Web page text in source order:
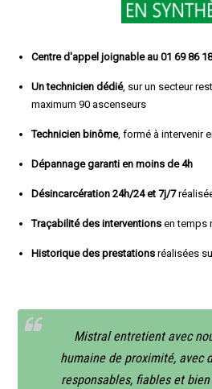
Centre d'appel joignable au 01 69 86
Un technicien dédié, sur un secteur
maximum 90 ascenseurs
Technicien binôme, formé à intervenir
Dépannage garanti en moins de 4h
Désincarcération 24h/24 et 7j/7
Traçabilité des interventions en temps
Historique des prestations réalisées
Mistral entretient avec
humaine de proximité, avec
responsables, fiables et